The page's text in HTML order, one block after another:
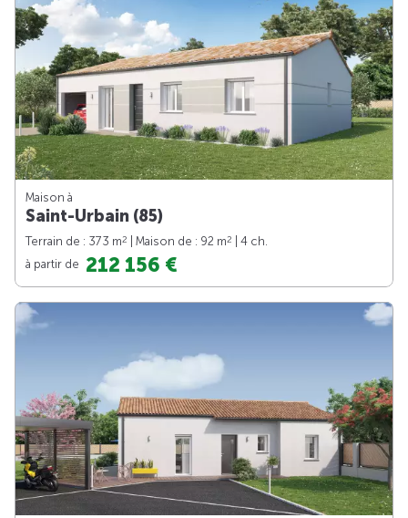
Maison à
Saint-Urbain (85)
Terrain de : 373 m2 | Maison de : 92 m2
| 4 ch.
à partir de 212 156 €